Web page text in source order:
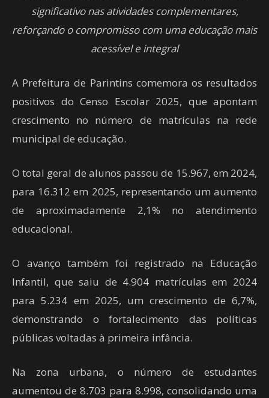
significativo nas atividades complementares,
reforçando o compromisso com uma educação mais
acessível e integral
A Prefeitura de Parintins comemora os resultados
positivos do Censo Escolar 2025, que apontam
crescimento no número de matrículas na rede
municipal de educação.
O total geral de alunos passou de 15.967, em 2024,
para 16.312 em 2025, representando um aumento
de aproximadamente 2,1% no atendimento
educacional.
O avanço também foi registrado na Educação
Infantil, que saiu de 4.904 matrículas em 2024
para 5.234 em 2025, um crescimento de 6,7%,
demonstrando o fortalecimento das políticas
públicas voltadas à primeira infância.
Na zona urbana, o número de estudantes
aumentou de 8.703 para 8.998, consolidando uma